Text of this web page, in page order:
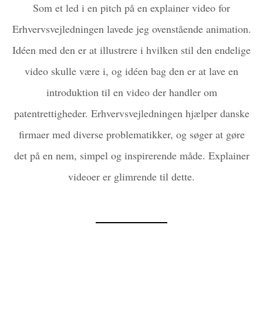
Som et led i en pitch på en explainer video for
Erhvervsvejledningen lavede jeg ovenstående animation.
Idéen med den er at illustrere i hvilken stil den endelige
video skulle være i, og idéen bag den er at lave en
introduktion til en video der handler om
patentrettigheder. Erhvervsvejledningen hjælper danske
firmaer med diverse problematikker, og søger at gøre
det på en nem, simpel og inspirerende måde. Explainer
videoer er glimrende til dette.